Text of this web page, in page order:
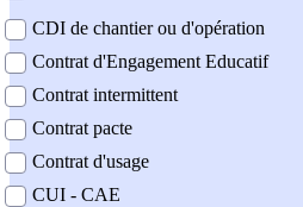
CDI de chantier ou d'opération
Contrat d'Engagement Educatif
Contrat intermittent
Contrat pacte
Contrat d'usage
CUI - CAE